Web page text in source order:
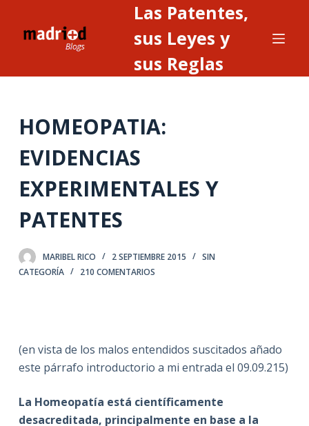
n
Las Patentes,
sus Leyes y
sus Reglas
HOMEOPATIA:
EVIDENCIAS
EXPERIMENTALES Y
PATENTES
MARIBEL RICO 2 SEPTIEMBRE 2015
SIN
CATEGORÍA
210 COMENTARIOS
(en vista de los malos entendidos suscitados añado
este párrafo introductorio a mi entrada el 09.09.215)
La Homeopatía está científicamente
desacreditada, principalmente en base a la